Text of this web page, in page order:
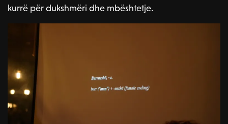
kurrë për dukshmëri dhe mbështetje.